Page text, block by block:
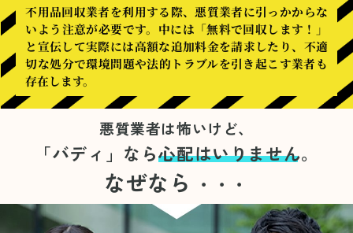
不用品回収業者を利用する際、悪質業者に引っかからな
いよう注意が必要です。中には「無料で回収します！」
と宣伝して実際には高額な追加料金を請求したり、不適
切な処分で環境問題や法的トラブルを引き起こす業者も
存在します。
悪質業者は怖いけど、
「バディ」なら心配はいりません。
なぜなら ・・・